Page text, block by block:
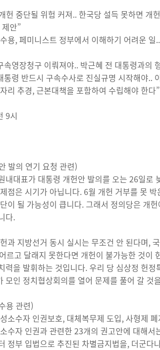
헌 중단될 위험 커져.. 한국당 설득 못하면
안”
용, 페미니스트 정부에서 이해하기 어려운 일
속영장청구 이뤄져야.. 박근혜 전 대통령과의
령 반드시 구속수사로 진실규명 시작해야..
리 추경, 근본대책을 포함하여 수립해야 한다”
9시
발의 연기 요청 관련)
내대표가 대통령 개헌안 발의를 오는 26일로
점은 시기가 아닙니다. 6월 개헌 거부를 못
이 될 가능성이 큽니다. 그래서 정의당은 개
다.
과 지방선거 동시 실시는 무조건 안 된다며,
르고 달래지 못한다면 개헌이 불가능한 것이
력을 발휘하는 것입니다. 우리 당 심상정 헌
모인 정치협상회의를 열어 문제를 풀어 갈 것
용 관련)
소수자 인권보호, 대체복무제 도입, 사형제
수자 인권과 관련한 23개의 권고안에 대해
정부 입법으로 추진된 차별금지법을, 더군